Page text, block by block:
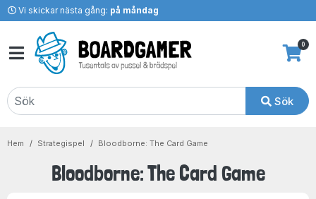
Vi skickar nästa gång: på måndag
Sök
0
Hem Strategispel Bloodborne: The Card Game
Bloodborne: The Card Game